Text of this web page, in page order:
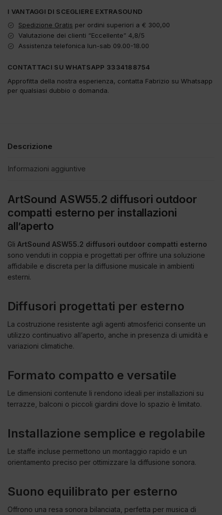
I VANTAGGI DI SCEGLIERE EXTRASOUND
Spedizione Gratis per ordini superiori a € 300,00
Valutazione dei clienti “Eccellente” 4,8/5
Assistenza telefonica lun-sab 09.00-18.00
CONTATTACI SU WHATSAPP 3334188754
Approfitta della nostra esperienza, contatta Fabrizio su Whatsapp
per qualsiasi dubbio o domanda.
Descrizione
Informazioni aggiuntive
ArtSound ASW55.2 diffusori outdoor
compatti esterno per installazioni
all’aperto
Gli ArtSound ASW55.2 diffusori outdoor compatti esterno
sono venduti in coppia e progettati per offrire una soluzione
affidabile e discreta per la diffusione musicale in ambienti
esterni.
Diffusori progettati per esterno
La costruzione resistente agli agenti atmosferici consente un
utilizzo continuativo all’aperto, anche in presenza di umidità e
variazioni climatiche.
Formato compatto e versatile
Le dimensioni contenute li rendono ideali per installazioni su
terrazze, balconi o piccoli giardini dove lo spazio è limitato.
Installazione semplice e regolabile
Le staffe incluse permettono un montaggio rapido e un
orientamento preciso per ottimizzare la diffusione sonora.
Suono equilibrato per esterno
Offrono una resa sonora bilanciata, perfetta per musica di